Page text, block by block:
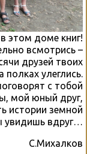
этом доме книг!
всмотрись –
друзей твоих
полках улеглись.
с тобой
мой юный друг,
истории земной
увидишь вдруг…
С.Михалков